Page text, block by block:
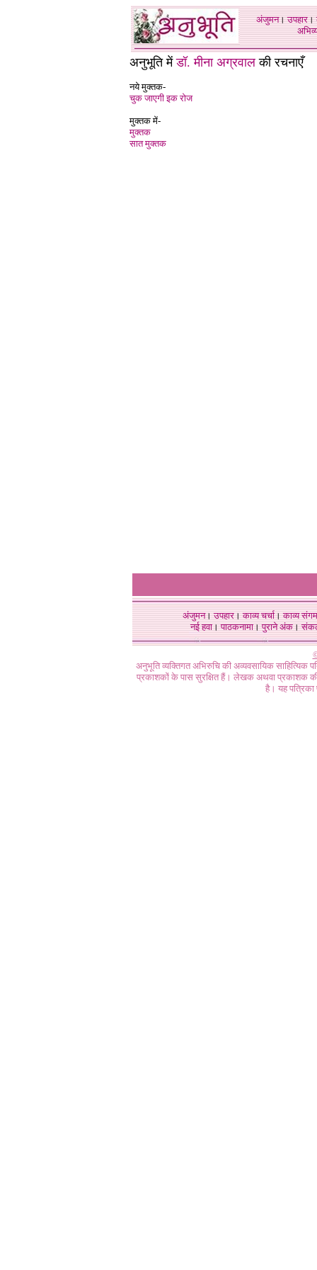
अंजुमन।उपहार।
अनुभूति मेंडॉ. मीना अग्रवाल की रचनाएँ
नये मुक्तक-
चुक जाएगी इक रोज
मुक्तक में-
मुक्तक
सात मुक्तक
अंजुमन।उपहार।काव्य चर्चा।काव्य संगम
नई हवा। पाठकनामा। पुराने अंक।
अनुभूति व्यक्तिगत अभिरुचि की अव्यवसायिक
प्रकाशकों के पास सुरक्षित हैं। लेखक अथवा प्रकाशक की
है। यह पत्रिका